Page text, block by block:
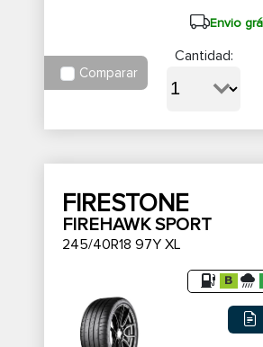
Envio
Comparar
Cantidad:
FIRESTONE
FIREHAWK SPORT
245/40R18 97Y XL